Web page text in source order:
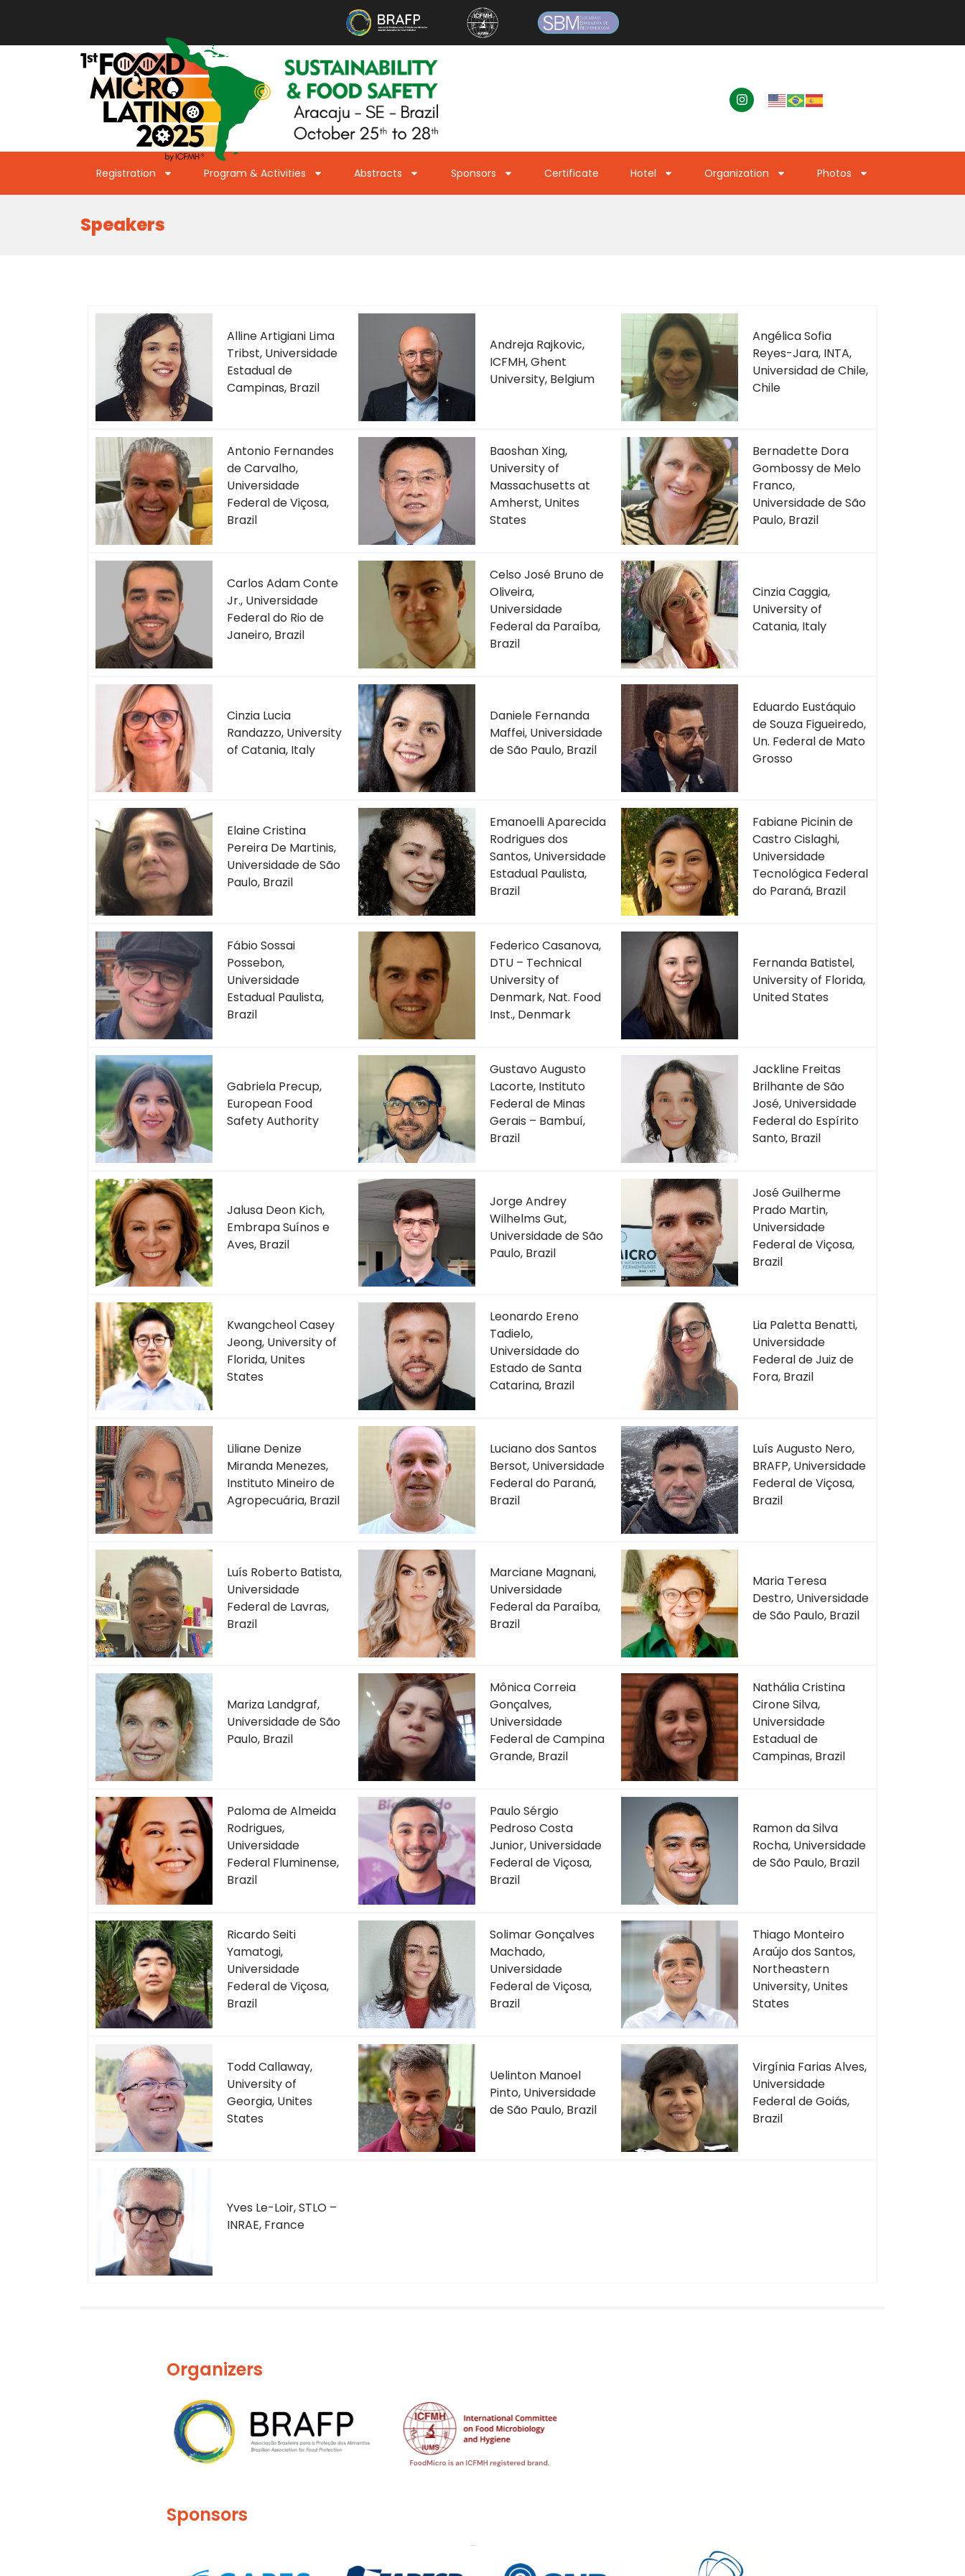
Registration Program & Activities Abstracts Sponsors Certificate Hotel Organization Photos
Speakers
Alline Artigiani Lima
Tribst, Universidade
Estadual de
Campinas, Brazil
Andreja Rajkovic,
ICFMH, Ghent
University, Belgium
Angélica Sofia
Reyes-Jara, INTA,
Universidad de Chile,
Chile
Antonio Fernandes
de Carvalho,
Universidade
Federal de Viçosa,
Brazil
Baoshan Xing,
University of
Massachusetts at
Amherst, Unites
States
Bernadette Dora
Gombossy de Melo
Franco,
Universidade de São
Paulo, Brazil
Carlos Adam Conte
Jr., Universidade
Federal do Rio de
Janeiro, Brazil
Celso José Bruno de
Oliveira,
Universidade
Federal da Paraíba,
Brazil
Cinzia Caggia,
University of
Catania, Italy
Cinzia Lucia
Randazzo, University
of Catania, Italy
Daniele Fernanda
Maffei, Universidade
de São Paulo, Brazil
Eduardo Eustáquio
de Souza Figueiredo,
Un. Federal de Mato
Grosso
Elaine Cristina
Pereira De Martinis,
Universidade de São
Paulo, Brazil
Emanoelli Aparecida
Rodrigues dos
Santos, Universidade
Estadual Paulista,
Brazil
Fabiane Picinin de
Castro Cislaghi,
Universidade
Tecnológica Federal
do Paraná, Brazil
Fábio Sossai
Possebon,
Universidade
Estadual Paulista,
Brazil
Federico Casanova,
DTU – Technical
University of
Denmark, Nat. Food
Inst., Denmark
Fernanda Batistel,
University of Florida,
United States
Gabriela Precup,
European Food
Safety Authority
Gustavo Augusto
Lacorte, Instituto
Federal de Minas
Gerais – Bambuí,
Brazil
Jackline Freitas
Brilhante de São
José, Universidade
Federal do Espírito
Santo, Brazil
Jalusa Deon Kich,
Embrapa Suínos e
Aves, Brazil
Jorge Andrey
Wilhelms Gut,
Universidade de São
Paulo, Brazil
José Guilherme
Prado Martin,
Universidade
Federal de Viçosa,
Brazil
Kwangcheol Casey
Jeong, University of
Florida, Unites
States
Leonardo Ereno
Tadielo,
Universidade do
Estado de Santa
Catarina, Brazil
Lia Paletta Benatti,
Universidade
Federal de Juiz de
Fora, Brazil
Liliane Denize
Miranda Menezes,
Instituto Mineiro de
Agropecuária, Brazil
Luciano dos Santos
Bersot, Universidade
Federal do Paraná,
Brazil
Luís Augusto Nero,
BRAFP, Universidade
Federal de Viçosa,
Brazil
Luís Roberto Batista,
Universidade
Federal de Lavras,
Brazil
Marciane Magnani,
Universidade
Federal da Paraíba,
Brazil
Maria Teresa
Destro, Universidade
de São Paulo, Brazil
Mariza Landgraf,
Universidade de São
Paulo, Brazil
Mônica Correia
Gonçalves,
Universidade
Federal de Campina
Grande, Brazil
Nathália Cristina
Cirone Silva,
Universidade
Estadual de
Campinas, Brazil
Paloma de Almeida
Rodrigues,
Universidade
Federal Fluminense,
Brazil
Paulo Sérgio
Pedroso Costa
Junior, Universidade
Federal de Viçosa,
Brazil
Ramon da Silva
Rocha, Universidade
de São Paulo, Brazil
Ricardo Seiti
Yamatogi,
Universidade
Federal de Viçosa,
Brazil
Solimar Gonçalves
Machado,
Universidade
Federal de Viçosa,
Brazil
Thiago Monteiro
Araújo dos Santos,
Northeastern
University, Unites
States
Todd Callaway,
University of
Georgia, Unites
States
Uelinton Manoel
Pinto, Universidade
de São Paulo, Brazil
Virgínia Farias Alves,
Universidade
Federal de Goiás,
Brazil
Yves Le-Loir, STLO –
INRAE, France
Organizers
Sponsors